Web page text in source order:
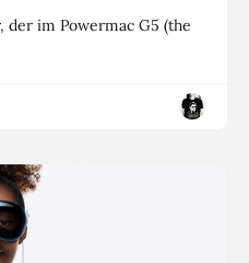
der im Powermac G5 (the